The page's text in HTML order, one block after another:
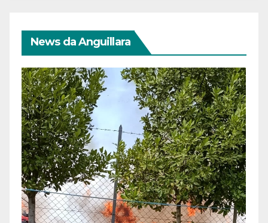
News da Anguillara